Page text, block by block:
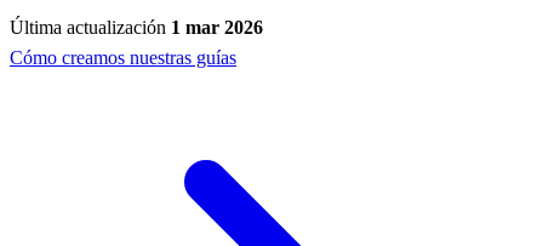
Última actualización 1 mar 2026
Cómo creamos nuestras guías